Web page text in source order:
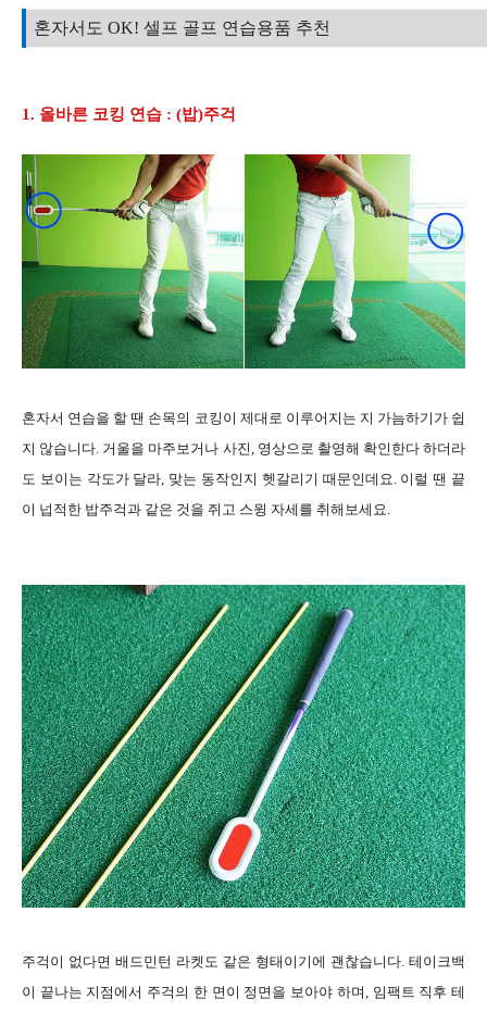
혼자서도 OK! 셀프 골프 연습용품 추천
1. 올바른 코킹 연습 : (밥)주걱
혼자서 연습을 할 땐 손목의 코킹이 제대로 이루어지는 지 가늠하기가 쉽
지 않습니다. 거울을 마주보거나 사진, 영상으로 촬영해 확인한다 하더라
도 보이는 각도가 달라, 맞는 동작인지 헷갈리기 때문인데요. 이럴 땐 끝
이 넙적한 밥주걱과 같은 것을 쥐고 스윙 자세를 취해보세요.
주걱이 없다면 배드민턴 라켓도 같은 형태이기에 괜찮습니다. 테이크백
이 끝나는 지점에서 주걱의 한 면이 정면을 보아야 하며, 임팩트 직후 테